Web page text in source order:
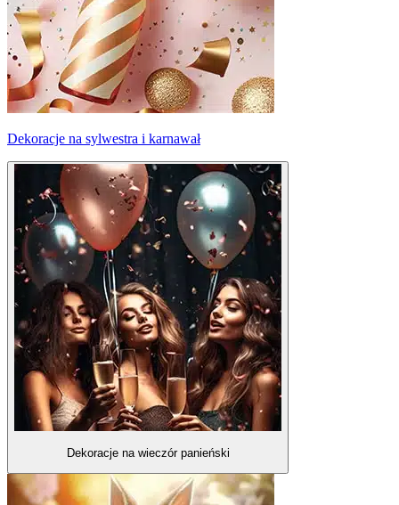
Dekoracje na sylwestra i karnawał
Dekoracje na wieczór panieński